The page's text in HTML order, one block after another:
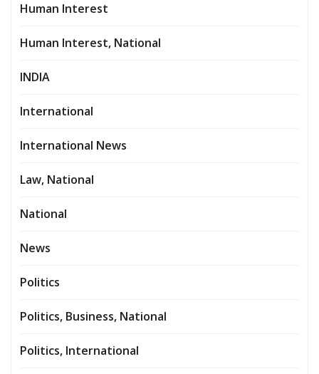
Human Interest
Human Interest, National
INDIA
International
International News
Law, National
National
News
Politics
Politics, Business, National
Politics, International